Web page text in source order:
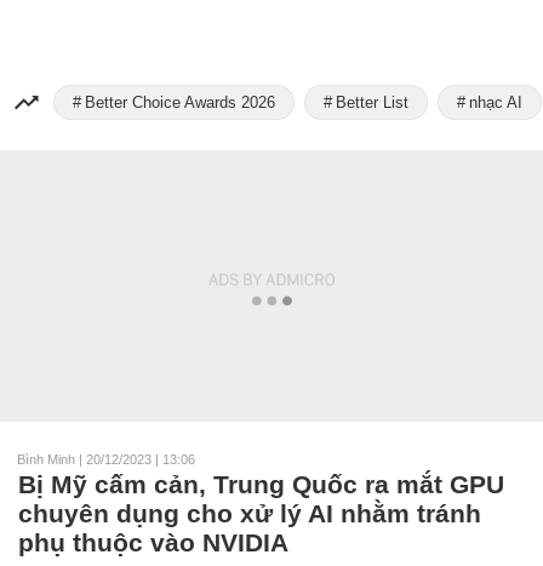
Better Choice Awards 2026 Better List nhạc AI
Bình Minh | 20/12/2023 | 13:06
Bị Mỹ cấm cản, Trung Quốc ra mắt GPU
chuyên dụng cho xử lý AI nhằm tránh
phụ thuộc vào NVIDIA